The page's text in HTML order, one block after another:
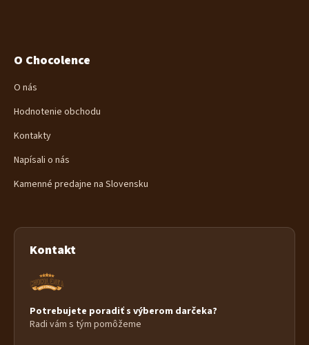
O Chocolence
O nás
Hodnotenie obchodu
Kontakty
Napísali o nás
Kamenné predajne na Slovensku
Kontakt
Potrebujete poradiť s výberom darčeka?
Radi vám s tým pomôžeme